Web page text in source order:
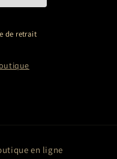
de retrait
en ligne